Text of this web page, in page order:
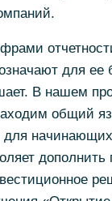
для ее
В нашем
общий